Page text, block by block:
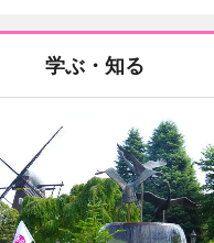
学ぶ・知る